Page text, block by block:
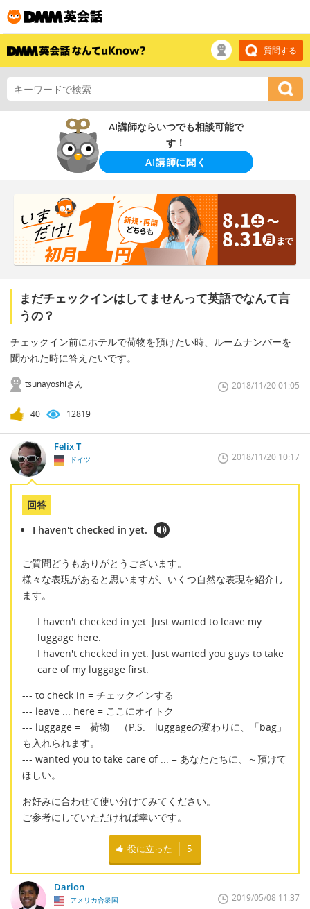
質問する
AI講師ならいつでも相談可能で
す！
AI講師に聞く
まだチェックインはしてませんって英語でなんて言
うの？
チェックイン前にホテルで荷物を預けたい時、ルームナンバーを
聞かれた時に答えたいです。
tsunayoshiさん 2018/11/20 01:05
40 12819
Felix T
ドイツ 2018/11/20 10:17
回答
I haven't checked in yet.
ご質問どうもありがとうございます。
様々な表現があると思いますが、いくつ自然な表現を紹介し
ます。
I haven't checked in yet. Just wanted to leave my
luggage here.
I haven't checked in yet. Just wanted you guys to take
care of my luggage first.
--- to check in = チェックインする
--- leave ... here = ここにオイトク
--- luggage = 荷物 （P.S. luggageの変わりに、「bag」
も入れられます。
--- wanted you to take care of ... = あなたたちに、～預けて
ほしい。
お好みに合わせて使い分けてみてください。
ご参考にしていただければ幸いです。
役に立った 5
Darion
アメリカ合衆国 2019/05/08 11:37